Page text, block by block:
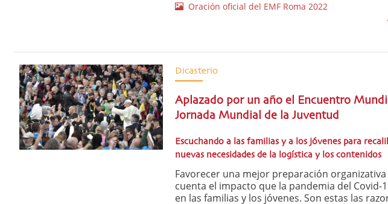
Oración oficial del EMF Roma 2022
Dicasterio
Aplazado por un año el Encuentro
Jornada Mundial de la Juventud
Escuchando a las familias y a los jóvenes para
nuevas necesidades de la logística y los contenidos
Favorecer una mejor preparación
cuenta el impacto que la pandemia del Covid-
en las familias y los jóvenes. Son estas las